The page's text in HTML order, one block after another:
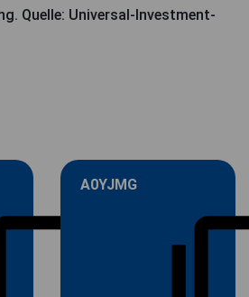
Quelle: Universal-Investment-
A0YJMG